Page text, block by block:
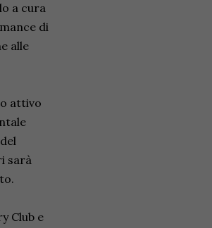
a cura
di
alle
attivo
sarà
Club e